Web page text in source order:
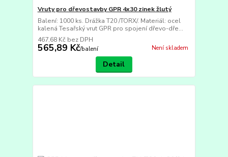
Vruty pro dřevostavby GPR 4x30 zinek žlutý
Balení: 1000 ks. Drážka T20 /TORX/. Materiál: ocel
kalená Tesařský vrut GPR pro spojení dřevo-dře...
565,89 Kč/balení
467,68 Kč bez DPH
Není skladem
Detail